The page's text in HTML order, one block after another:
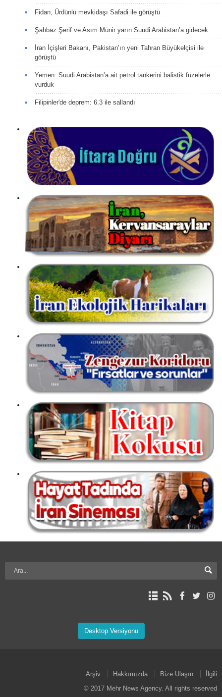
Fidan, Ürdünlü mevkidaşı Safadi ile görüştü
Şahbaz Şerif ve Asım Münir yarın Suudi Arabistan’a gidecek
İran İçişleri Bakanı, Pakistan’ın yeni Tahran Büyükelçisi ile
görüştü
Yemen: Suudi Arabistan’a ait petrol tankerini balistik füzelerle
vurduk
Filipinler'de deprem: 6.3 ile sallandı
Desktop Versiyonu
Arşiv Hakkımızda Bize Ulaşın
İlgili
© 2017 Mehr News Agency. All rights reserved